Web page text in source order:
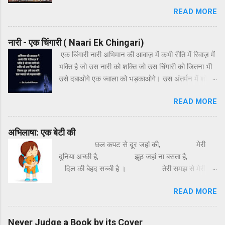
कहाँ होती हैं। Dr.Anshul Saxena Hindi Kavita-
जो राधा हो गईं लाल अलग-अलग रंगों की तरह हमारे आसपास
भी रंग-बिरंगे लोग होते हैं। किसी के ऊपर काम का रंग होता
है। कोई अपनी धुन में मगन होता है तो कोई रंगीन मिजाज़ होता
है। किसी के ऊपर प्यार का रंग चढ़ता है तो कोई पल-पल रंग
बदलता है। रंगों के त्यौहार पर, भर दिल में प्यार के रंग। दूरी
सारी भूलकर, हो एक दूजे के संग। रंग से ना डर उससे डर,
जो बदले पल पल रंग। रंगों के इस त्यौहार को फ़ीका ना पड़ने
दें। एक दूसरे पर खुलकर रंग लगाइए चाहे वह आपके प्यार का
Saxena
READ MORE
नारी - एक चिंगारी ( Naari Ek Chingari)
एक चिंगारी नारी अभिमान की आवाज़ में कभी रीति में रिवाज़ में
भक्ति है जो उस नारी को शक्ति जो उस चिंगारी को जितना भी
उसे दबाओगे एक ज्वाला को भड़काओगे। उस अंतर्मन में शोर है
मजबूत बनाओगे। बचपन में थामा था आंचल वो ही पूरक वो ही
संबल तुम उसके बिना अधूरे हो तुम नारी से ही पूरे हो जितना
तुम अहम बढ़ाओगे अपना अस्तित्व मिटाओगे। By-
READ MORE
अभिलाषा: एक बेटी की
छल कपट से दूर जहां की, मेरी
दुनिया अच्छी है, झूठ जहां ना बसता है,
दिल की बेहद सच्ची है । तेरी समझ से मेरी
समझ में आना मुश्किल है, हर दिन मेरी नई राह
है, दूर बड़ी ही मंजिल है। मेरी
कोशिश मेरी क्षमता कोई तो पहचाने,
READ MORE
Never Judge a Book by its Cover